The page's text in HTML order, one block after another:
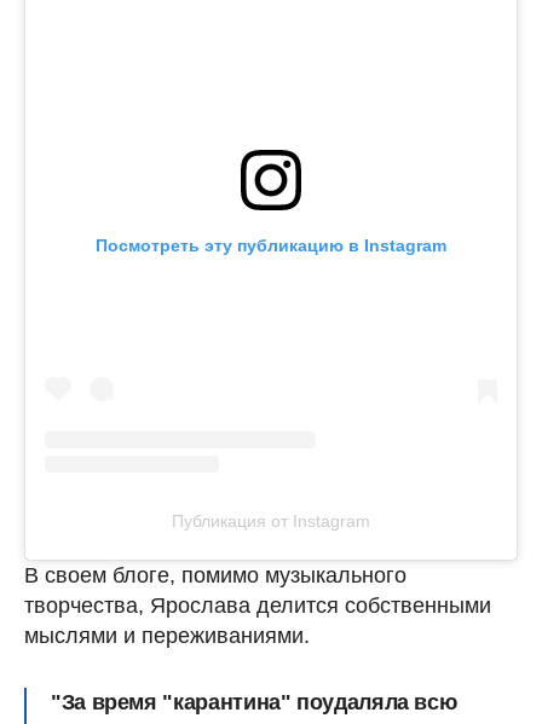
Посмотреть эту публикацию в Instagram
Публикация от Instagram
В своем блоге, помимо музыкального
творчества, Ярослава делится собственными
мыслями и переживаниями.
"За время "карантина" поудаляла всю